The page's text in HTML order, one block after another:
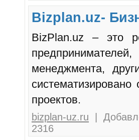
Bizplan.uz-
BizPlan.uz – это
менеджмента,
проектов.
bizplan-uz.ru |
2316